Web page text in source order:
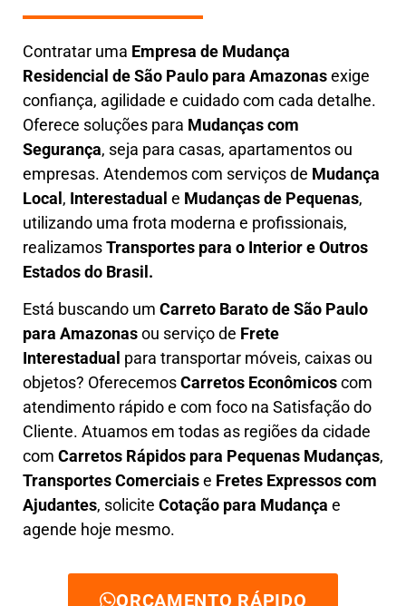
Contratar uma Empresa de Mudança
Residencial de São Paulo para Amazonasexige
confiança, agilidade e cuidado com cada detalhe.
Oferece soluções para Mudanças com
Segurança, seja para casas, apartamentos ou
empresas. Atendemos com serviços de Mudança
Local, Interestadual e Mudanças de Pequenas,
utilizando uma frota moderna e profissionais,
realizamosTransportes para o Interior e Outros
Estados do Brasil.
Está buscando um Carreto Baratode São Paulo
para Amazonasou serviço de Frete
Interestadual para transportar móveis, caixas ou
objetos? OferecemosCarretos Econômicoscom
atendimento rápido e com foco na Satisfação do
Cliente. Atuamos em todas as regiões da cidade
com Carretos Rápidos para Pequenas Mudanças,
TransportesComerciaise Fretes Expressos com
Ajudantes, solicite Cotação para Mudança e
agende hoje mesmo.
ORÇAMENTO RÁPIDO